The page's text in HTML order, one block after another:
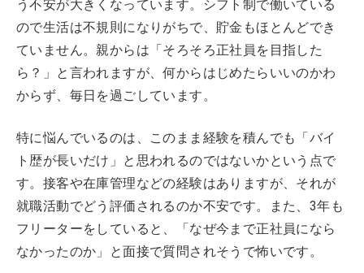
う不安が大きくなっています。シフト制で働いている
ので生活は不規則になりがちで、貯金もほとんどでき
ていません。親からは「そろそろ正社員を目指した
ら？」と言われますが、何からはじめたらいいのかわ
からず、毎日を過ごしています。
特に悩んでいるのは、このまま経験を積んでも「バイ
ト歴が長いだけ」と思われるのではないかという点で
す。接客や在庫管理などの経験はありますが、それが
就職活動でどう評価されるのか不安です。また、3年も
フリーターをしていると、「なぜ今まで正社員になら
なかったのか」と面接で質問されそうで怖いです。